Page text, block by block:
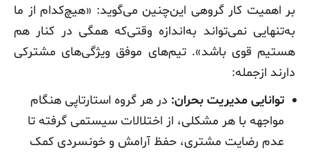
بر اهمیت کار گروهی این‌چنین می‌گوید: «هیچ‌کدام از ما
به‌تنهایی نمی‌تواند به‌اندازه وقتی‌که همگی در کنار هم
هستیم قوی باشد». تیم‌های موفق ویژگی‌های مشترکی
دارند ازجمله:
توانایی مدیریت بحران: در هر گروه استارتاپی هنگام
مواجهه با هر مشکلی، از اختلالات سیستمی گرفته تا
عدم رضایت مشتری، حفظ آرامش و خونسردی کمک